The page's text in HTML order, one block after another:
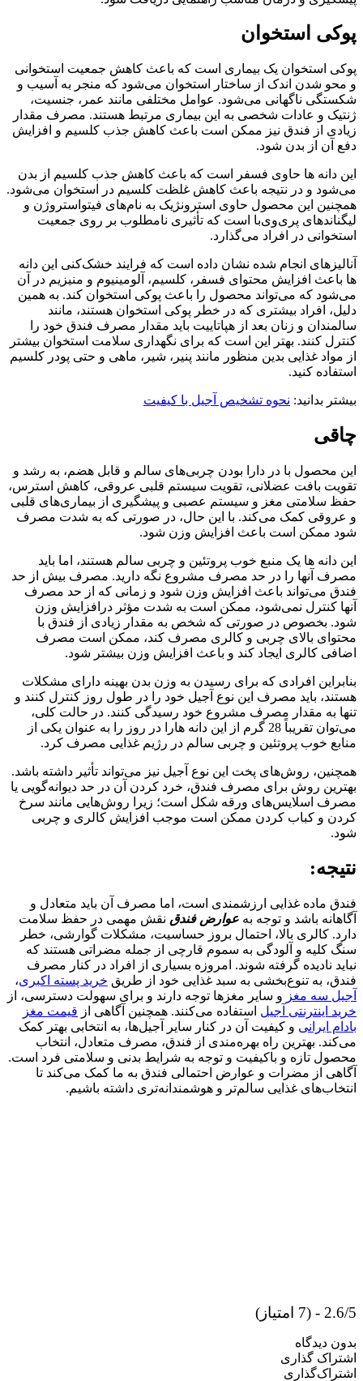
پوکی استخوان
پوکی استخوان یک بیماری است که باعث کاهش جمعیت استخوانی
و محو شدن اندک از ساختار استخوان می‌شود که منجر به آسیب و
شکستگی ناگهانی می‌شود. عوامل مختلفی مانند عمر، جنسیت،
ژنتیک و عادات شخصی به این بیماری مرتبط هستند. مصرف مقدار
زیادی از فندق نیز ممکن است باعث کاهش جذب کلسیم و افزایش
دفع آن از بدن شود.
این دانه ها حاوی فسفر است که باعث کاهش جذب کلسیم از بدن
می‌شود و در نتیجه باعث کاهش غلظت کلسیم در استخوان می‌شود.
همچنین این محصول حاوی استرونژیک به نام‌های فیتواستروژن و
لیگناند‌های پری‌وی‌با است که تأثیری نامطلوب بر روی جمعیت
استخوانی در افراد می‌گذارد.
آنالیز‌های انجام شده نشان داده است که فرایند خشک‌کنی این دانه
ها باعث افزایش محتوای فسفر، کلسیم، آلومینیوم و منیزیم در آن
می‌شود که می‌تواند محصول را باعث پوکی استخوان کند. به همین
دلیل، افراد بیشتری که در خطر پوکی استخوان هستند، مانند
سالمندان و زنان بعد از هپاتاییت باید مقدار مصرف فندق خود را
کنترل کنند. بهتر این است که برای نگهداری سلامت استخوان بیشتر
از مواد غذایی بدین منظور مانند پنیر، شیر، ماهی و حتی پودر کلسیم
استفاده کنید.
بیشتر بدانید: نحوه تشخیص آجیل با کیفیت
چاقی
این محصول با در دارا بودن چربی‌های سالم و قابل هضم، به رشد و
تقویت بافت عضلانی، تقویت سیستم قلبی عروقی، کاهش استرس،
حفظ سلامتی مغز و سیستم عصبی و پیشگیری از بیماری‌های قلبی
و عروقی کمک می‌کند. با این حال، در صورتی که به شدت مصرف
شود ممکن است باعث افزایش وزن شود.
این دانه ها یک منبع خوب پروتئین و چربی سالم هستند، اما باید
مصرف آنها را در حد مصرف مشروع نگه دارید. مصرف بیش از حد
فندق می‌تواند باعث افزایش وزن شود و زمانی که از حد مصرف
آنها کنترل نمی‌شود، ممکن است به شدت مؤثر درافزایش وزن
شود. بخصوص در صورتی که شخص به مقدار زیادی از فندق با
محتوای بالای چربی و کالری مصرف کند، ممکن است مصرف
اضافی کالری ایجاد کند و باعث افزایش وزن بیشتر شود.
بنابراین افرادی که برای رسیدن به وزن بدن بهینه دارای مشکلات
هستند، باید مصرف این نوع آجیل خود را در طول روز کنترل کنند و
تنها به مقدار مصرف مشروع خود رسیدگی کنند. در حالت کلی،
می‌توان تقریباً 28 گرم از این دانه هارا در روز را به عنوان یکی از
منابع خوب پروتئین و چربی سالم در رژیم غذایی مصرف کرد.
همچنین، روش‌های پخت این نوع آجیل نیز می‌تواند تأثیر داشته باشد.
بهترین روش برای مصرف فندق، خرد کردن آن در حد دیوانه‌گویی یا
مصرف اسلایس‌های ورقه شکل است؛ زیرا روش‌هایی مانند سرخ
کردن و کباب کردن ممکن است موجب افزایش کالری و چربی
شود.
نتیجه:
فندق ماده غذایی ارزشمندی است، اما مصرف آن باید متعادل و
آگاهانه باشد و توجه به عوارض فندق نقش مهمی در حفظ سلامت
دارد. کالری بالا، احتمال بروز حساسیت، مشکلات گوارشی، خطر
سنگ کلیه و آلودگی به سموم قارچی از جمله مضراتی هستند که
نباید نادیده گرفته شوند. امروزه بسیاری از افراد در کنار مصرف
فندق، به تنوع‌بخشی به سبد غذایی خود از طریق خرید پسته اکبری،
آجیل سه مغز و سایر مغزها توجه دارند و برای سهولت دسترسی، از
خرید اینترنتی آجیل استفاده می‌کنند. همچنین آگاهی از قیمت مغز
بادام ایرانی و کیفیت آن در کنار سایر آجیل‌ها، به انتخابی بهتر کمک
می‌کند. بهترین راه بهره‌مندی از فندق، مصرف متعادل، انتخاب
محصول تازه و باکیفیت و توجه به شرایط بدنی و سلامتی فرد است.
آگاهی از مضرات و عوارض احتمالی فندق به ما کمک می‌کند تا
انتخاب‌های غذایی سالم‌تر و هوشمندانه‌تری داشته باشیم.
2.6/5 - (7 امتیاز)
بدون دیدگاه
اشتراک گذاری
اشتراک‌گذاری